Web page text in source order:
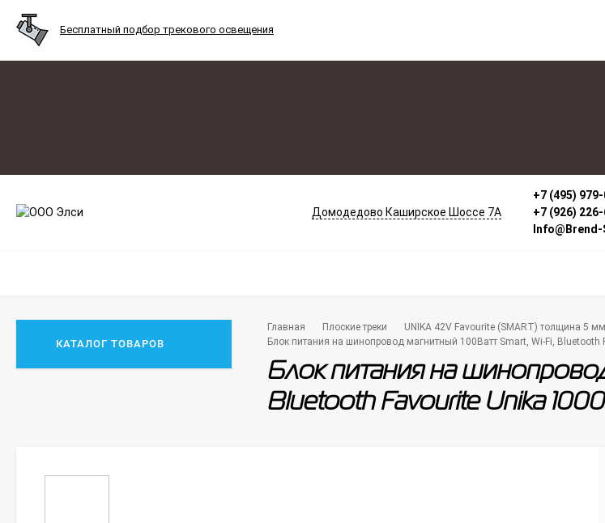
Бесплатный подбор трекового освещения
Домодедово Каширское Шоссе 7А
+7 (495)
+7 (926)
КАТАЛОГ ТОВАРОВ
Главная Плоские треки
UNIKA 42V Favourite (SMART) толщина 5 мм
Блок питания на шинопровод магнитный 100Ватт Smart, Wi-Fi, Bluetooth
Блок питания на
Bluetooth Favourite Unika